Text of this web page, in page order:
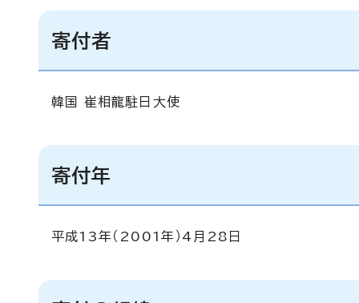
寄付者
韓国 崔相龍駐日大使
寄付年
平成13年（2001年）4月28日